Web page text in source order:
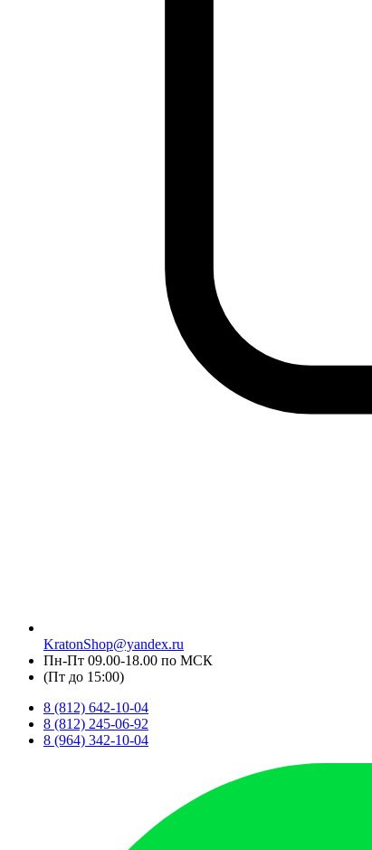
KratonShop@yandex.ru
Пн-Пт 09.00-18.00 по МСК
(Пт до 15:00)
8 (812) 642-10-04
8 (812) 245-06-92
8 (964) 342-10-04